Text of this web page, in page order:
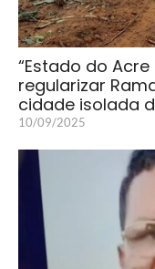
“Estado do
regularizar
cidade isolada
10/09/2025